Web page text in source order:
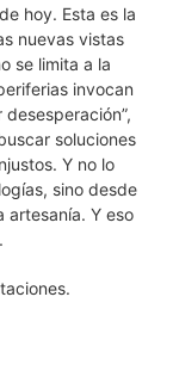
hoy. Esta es la
nuevas vistas
se limita a la
invocan
soluciones
Y no lo
sino desde
artesanía. Y eso